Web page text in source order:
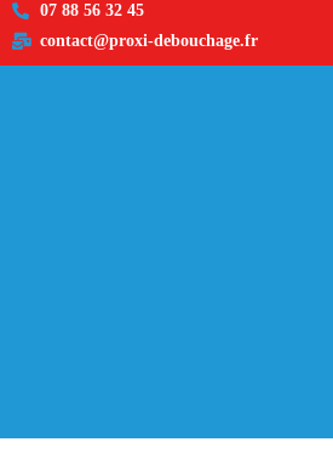
07 88 56 32 45
contact@proxi-debouchage.fr